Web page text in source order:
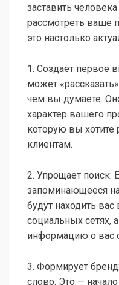
заставить
рассмотреть ваше
это настолько
1. Создает первое
может
чем вы думаете.
характер вашего
которую вы хотите
клиентам.
2. Упрощает поиск:
запоминающееся
будут находить вас
социальных сетях,
информацию о вас
3. Формирует
слово. Это —